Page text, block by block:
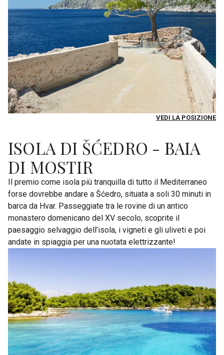
VEDI LA POSIZIONE
ISOLA DI ŠĆEDRO - BAIA
DI MOSTIR
Il premio come isola più tranquilla di tutto il Mediterraneo
forse dovrebbe andare a Šćedro, situata a soli 30 minuti in
barca da Hvar. Passeggiate tra le rovine di un antico
monastero domenicano del XV secolo, scoprite il
paesaggio selvaggio dell’isola, i vigneti e gli uliveti e poi
andate in spiaggia per una nuotata elettrizzante!